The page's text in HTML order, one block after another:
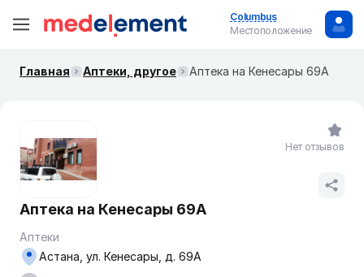
Columbus
Местоположение
Главная Аптеки, другое Аптека на Кенесары 69А
Аптека на Кенесары 69А
Аптеки
Астана, ул. Кенесары, д. 69А
Нет отзывов